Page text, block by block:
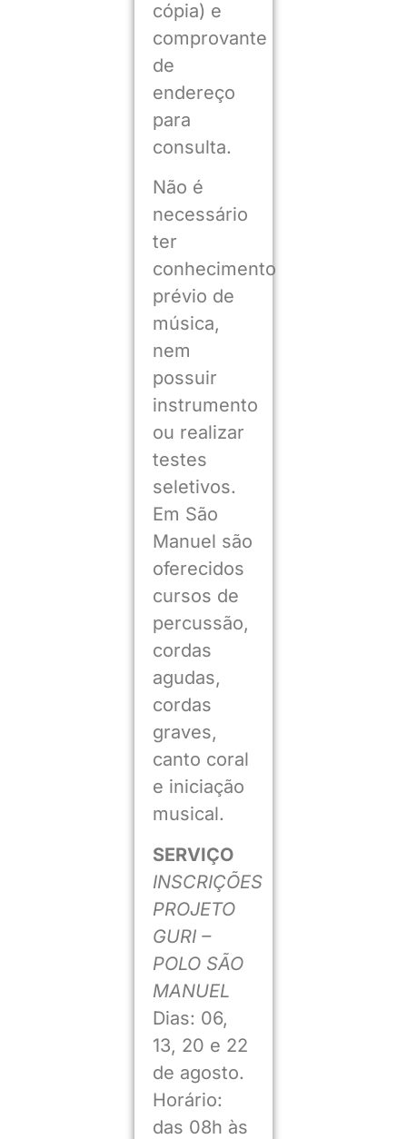
cópia) e
comprovante
de
endereço
para
consulta.
Não é
necessário
ter
conhecimento
prévio de
música,
nem
possuir
instrumento
ou realizar
testes
seletivos.
Em São
Manuel são
oferecidos
cursos de
percussão,
cordas
agudas,
cordas
graves,
canto coral
e iniciação
musical.
SERVIÇO
INSCRIÇÕES
PROJETO
GURI –
POLO SÃO
MANUEL
Dias: 06,
13, 20 e 22
de agosto.
Horário:
das 08h às